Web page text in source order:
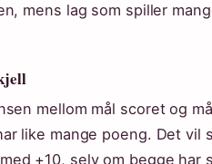
mens lag som spiller
mellom mål scoret og
like mange poeng. Det vil
+10, selv om begge har